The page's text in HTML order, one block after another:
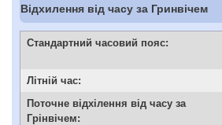
Відхилення від часу за Гринвічем
Стандартний часовий пояс:
Літній час:
Поточне відхілення від часу за
Грінвічем: